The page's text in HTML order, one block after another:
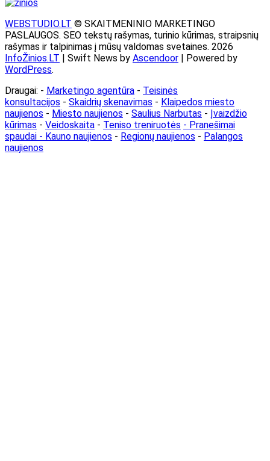
WEBSTUDIO.LT © SKAITMENINIO MARKETINGO
PASLAUGOS. SEO tekstų rašymas, turinio kūrimas, straipsnių
rašymas ir talpinimas į mūsų valdomas svetaines. 2026
InfoŽinios.LT | Swift News by Ascendoor | Powered by
WordPress.
Draugai: - Marketingo agentūra - Teisinės
konsultacijos - Skaidrių skenavimas - Klaipedos miesto
naujienos - Miesto naujienos - Saulius Narbutas - Įvaizdžio
kūrimas - Veidoskaita - Teniso treniruotės - Pranešimai
spaudai - Kauno naujienos - Regionų naujienos - Palangos
naujienos